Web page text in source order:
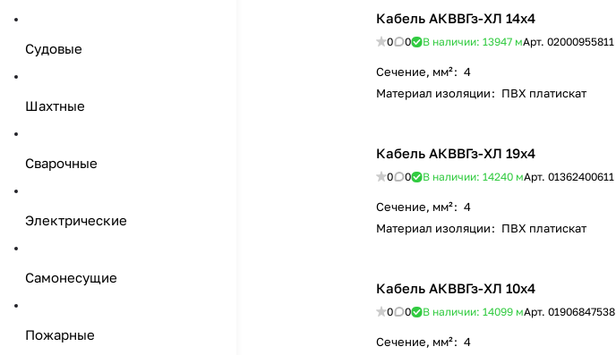
Кабель АКВВГз-ХЛ 14х4
0 0 В наличии: 13947 мАрт. 02000955811
Сечение, мм²: 4
Материал изоляции: ПВХ платискат
Кабель АКВВГз-ХЛ 19х4
0 0 В наличии: 14240 мАрт. 01362400611
Сечение, мм²: 4
Материал изоляции: ПВХ платискат
Кабель АКВВГз-ХЛ 10х4
0 0 В наличии: 14099 мАрт. 01906847538
Сечение, мм²: 4
Судовые
Шахтные
Сварочные
Электрические
Самонесущие
Пожарные